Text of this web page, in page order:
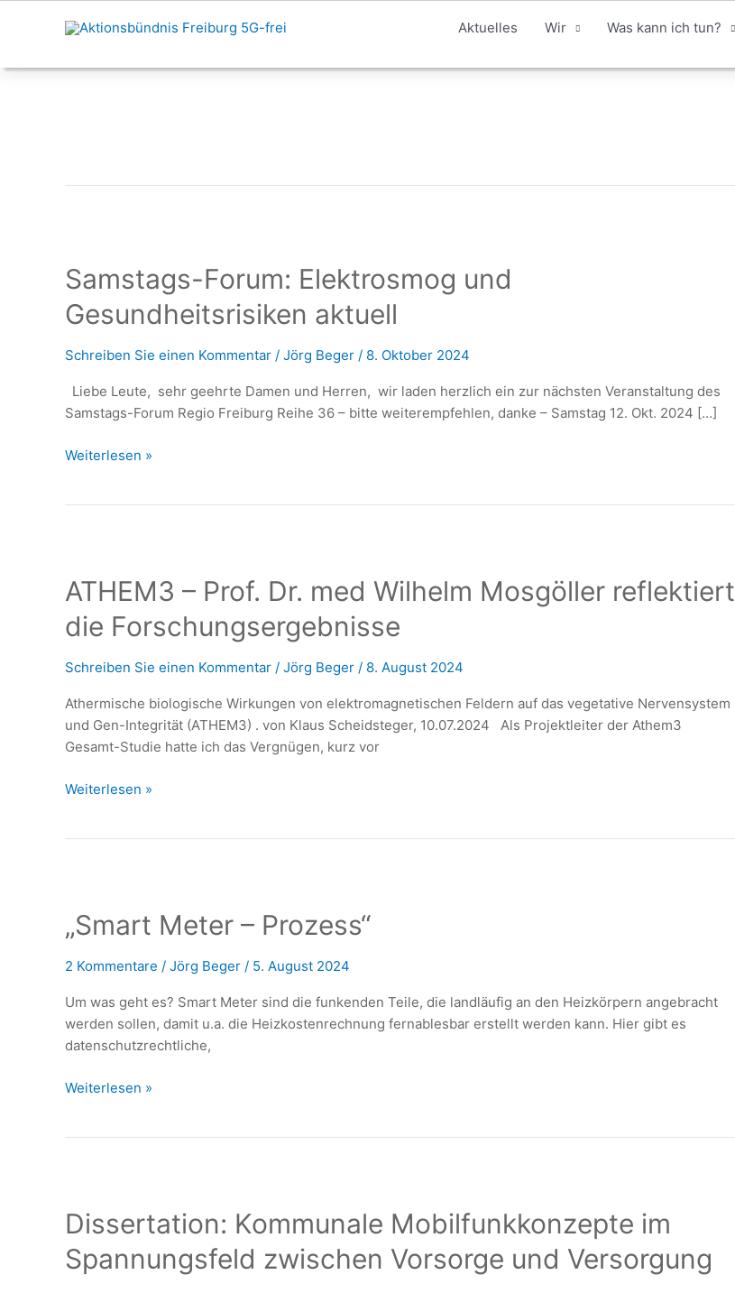
Aktuelles Wir Was kann ich tun?
Samstags-Forum: Elektrosmog und
Gesundheitsrisiken aktuell
Schreiben Sie einen Kommentar / Jörg Beger / 8. Oktober 2024
Liebe Leute, sehr geehrte Damen und Herren, wir laden herzlich ein zur nächsten Veranstaltung des
Samstags-Forum Regio Freiburg Reihe 36 – bitte weiterempfehlen, danke – Samstag 12. Okt. 2024 […]
Samstags-
Weiterlesen »
ATHEM3 – Prof. Dr. med Wilhelm Mosgöller reflektiert
die Forschungsergebnisse
Schreiben Sie einen Kommentar / Jörg Beger / 8. August 2024
Athermische biologische Wirkungen von elektromagnetischen Feldern auf das vegetative Nervensystem
und Gen-Integrität (ATHEM3) . von Klaus Scheidsteger, 10.07.2024 Als Projektleiter der Athem3
Gesamt-Studie hatte ich das Vergnügen, kurz vor
ATHEM3
Mosgöller
reflektiert
die
Weiterlesen »
„Smart Meter – Prozess“
2 Kommentare / Jörg Beger / 5. August 2024
Um was geht es? Smart Meter sind die funkenden Teile, die landläufig an den Heizkörpern angebracht
werden sollen, damit u.a. die Heizkostenrechnung fernablesbar erstellt werden kann. Hier gibt es
datenschutzrechtliche,
„Smart
Weiterlesen »
Dissertation: Kommunale Mobilfunkkonzepte im
Spannungsfeld zwischen Vorsorge und Versorgung